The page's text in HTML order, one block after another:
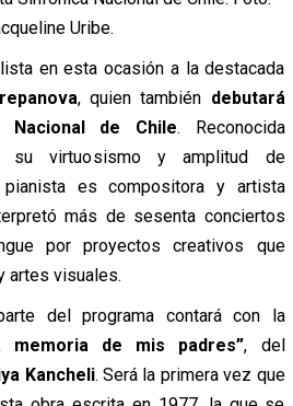
Uribe.
en esta ocasión a la destacada
, quien también debutará
de Chile. Reconocida
su virtuosismo y amplitud de
es compositora y artista
más de sesenta conciertos
por proyectos creativos que
artes visuales.
del programa contará con la
memoria de mis padres”, del
Kancheli. Será la primera vez que